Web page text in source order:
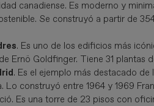
canadiense. Es moderno y
Se construyó a partir de
. Es uno de los edificios más
Ernö Goldfinger. Tiene 31 plantas
. Es el ejemplo más destacado
Lo construyó entre 1964 y 1969
Es una torre de 23 pisos con